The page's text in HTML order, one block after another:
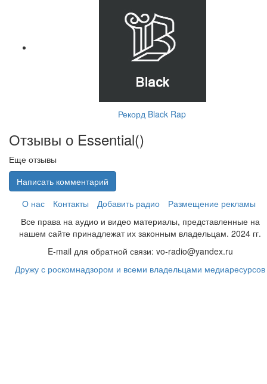
Рекорд Black Rap
Отзывы о Essential()
Еще отзывы
Написать комментарий
О нас
Контакты Добавить радио
Размещение рекламы
Все права на аудио и видео материалы, представленные на
нашем сайте принадлежат их законным владельцам. 2024 гг.
E-mail для обратной связи: vo-radio@yandex.ru
Дружу с роскомнадзором и всеми владельцами медиаресурсов